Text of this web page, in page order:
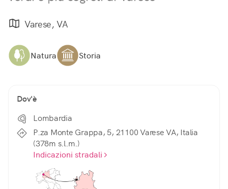
Varese, VA
Natura Storia
Dov'è
Lombardia
P.za Monte Grappa, 5, 21100 Varese VA, Italia
(378m s.l.m.)
Indicazioni stradali